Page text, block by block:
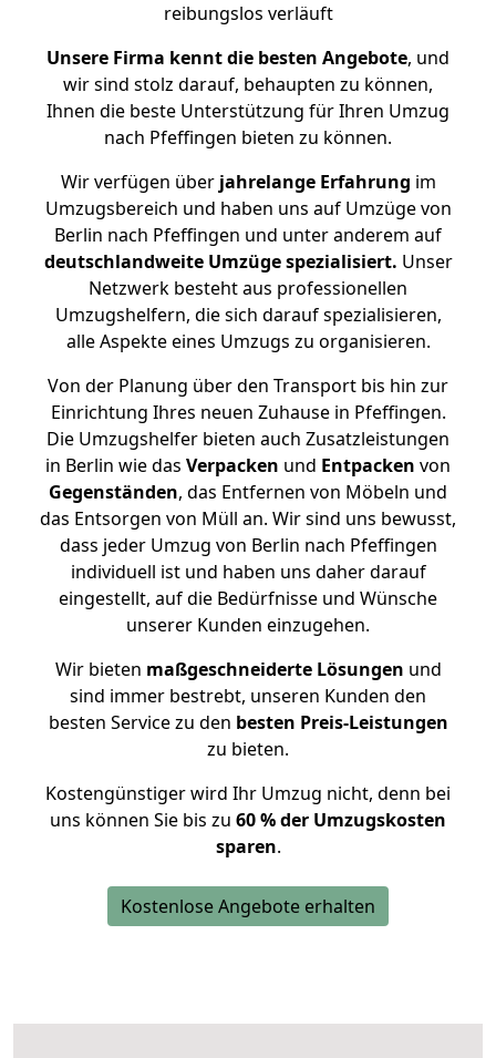
reibungslos verläuft
Unsere Firma kennt die besten Angebote, und
wir sind stolz darauf, behaupten zu können,
Ihnen die beste Unterstützung für Ihren Umzug
nach Pfeffingen bieten zu können.
Wir verfügen überjahrelange Erfahrung im
Umzugsbereich und haben uns auf Umzüge von
Berlin nach Pfeffingen und unter anderem auf
deutschlandweite Umzüge spezialisiert. Unser
Netzwerk besteht aus professionellen
Umzugshelfern, die sich darauf spezialisieren,
alle Aspekte eines Umzugs zu organisieren.
Von der Planung über den Transport bis hin zur
Einrichtung Ihres neuen Zuhause in Pfeffingen.
Die Umzugshelfer bieten auch Zusatzleistungen
in Berlin wie das Verpacken und Entpacken von
Gegenständen, das Entfernen von Möbeln und
das Entsorgen von Müll an. Wir sind uns bewusst,
dass jeder Umzug von Berlin nach Pfeffingen
individuell ist und haben uns daher darauf
eingestellt, auf die Bedürfnisse und Wünsche
unserer Kunden einzugehen.
Wir bieten maßgeschneiderte Lösungen und
sind immer bestrebt, unseren Kunden den
besten Service zu den besten Preis-Leistungen
zu bieten.
Kostengünstiger wird Ihr Umzug nicht, denn bei
uns können Sie bis zu 60 % der Umzugskosten
sparen.
Kostenlose Angebote erhalten